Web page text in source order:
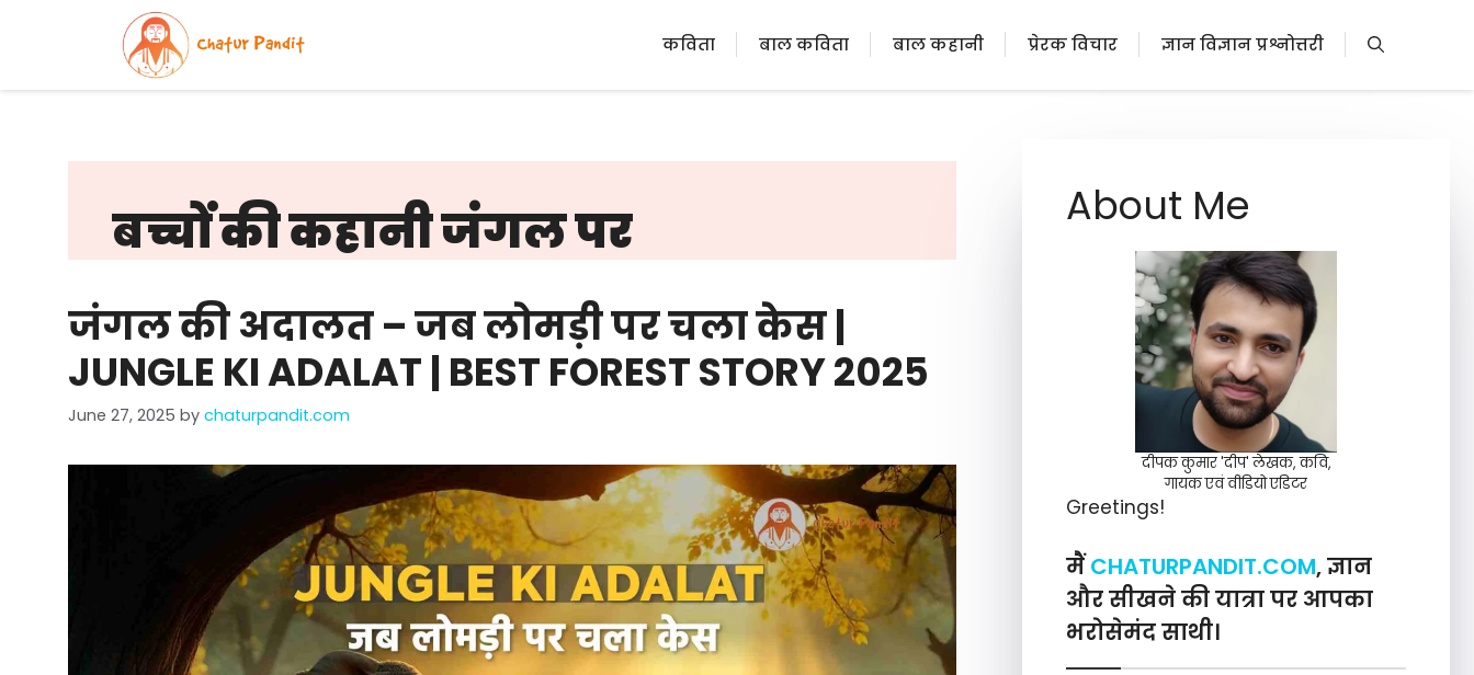
कविता बाल कविता बाल कहानी प्रेरक विचार ज्ञान विज्ञान प्रश्नोत्तरी
बच्चों की कहानी जंगल पर
जंगल की अदालत – जब लोमड़ी पर चला केस |
JUNGLE KI ADALAT | BEST FOREST STORY 2025
June 27, 2025 by chaturpandit.com
About Me
दीपक कुमार 'दीप' लेखक, कवि,
गायक एवं वीडियो एडिटर
Greetings!
मैं CHATURPANDIT.COM, ज्ञान
और सीखने की यात्रा पर आपका
भरोसेमंद साथी।